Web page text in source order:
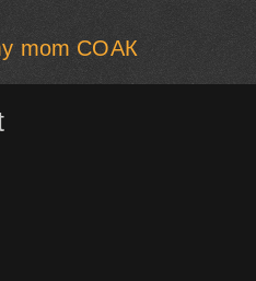
mom СОАК